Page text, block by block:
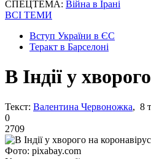
СПЕЦТЕМА: Війна в Ірані
ВСІ ТЕМИ
Вступ України в ЄС
Теракт в Барселоні
В Індії у
Текст: Валентина Червоножка, 8
0
2709
Фото: pixabay.com